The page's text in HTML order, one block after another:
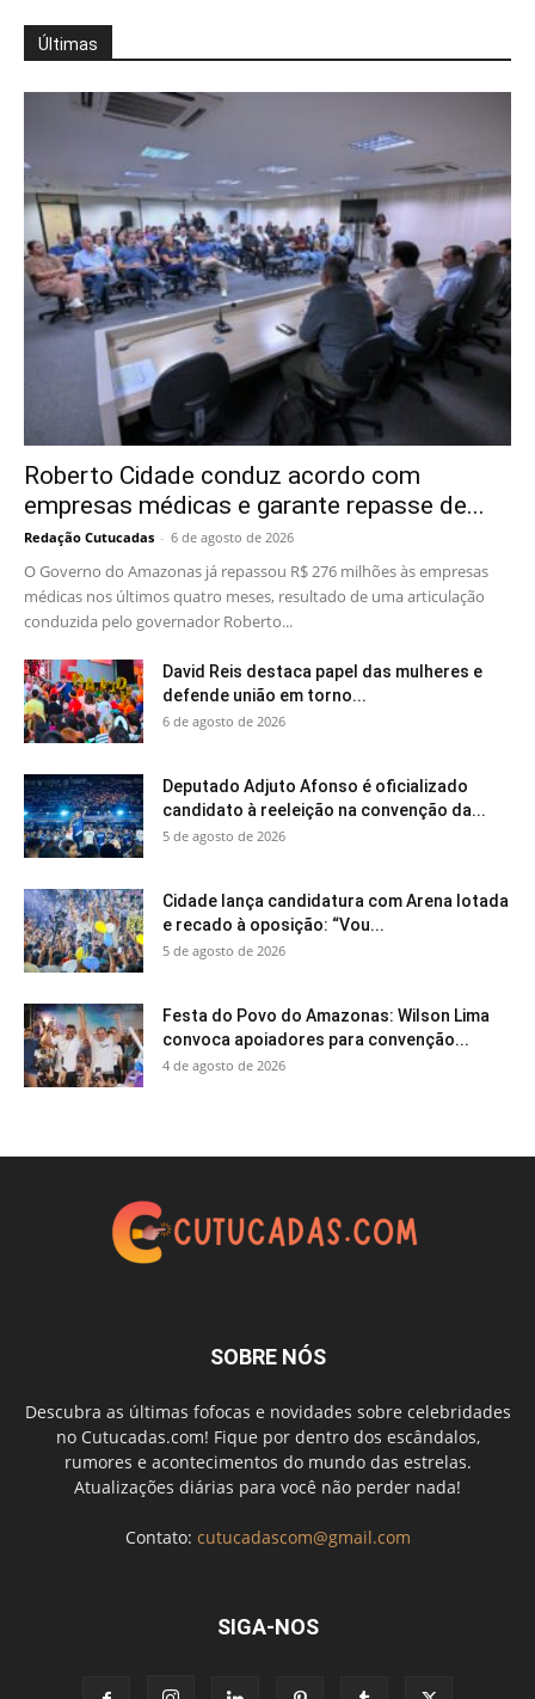
Últimas
Roberto Cidade conduz acordo com
empresas médicas e garante repasse de...
Redação Cutucadas - 6 de agosto de 2026
O Governo do Amazonas já repassou R$ 276 milhões às empresas
médicas nos últimos quatro meses, resultado de uma articulação
conduzida pelo governador Roberto...
David Reis destaca papel das mulheres e
defende união em torno...
6 de agosto de 2026
Deputado Adjuto Afonso é oficializado
candidato à reeleição na convenção da...
5 de agosto de 2026
Cidade lança candidatura com Arena lotada
e recado à oposição: “Vou...
5 de agosto de 2026
Festa do Povo do Amazonas: Wilson Lima
convoca apoiadores para convenção...
4 de agosto de 2026
SOBRE NÓS
Descubra as últimas fofocas e novidades sobre celebridades
no Cutucadas.com! Fique por dentro dos escândalos,
rumores e acontecimentos do mundo das estrelas.
Atualizações diárias para você não perder nada!
Contato: cutucadascom@gmail.com
SIGA-NOS